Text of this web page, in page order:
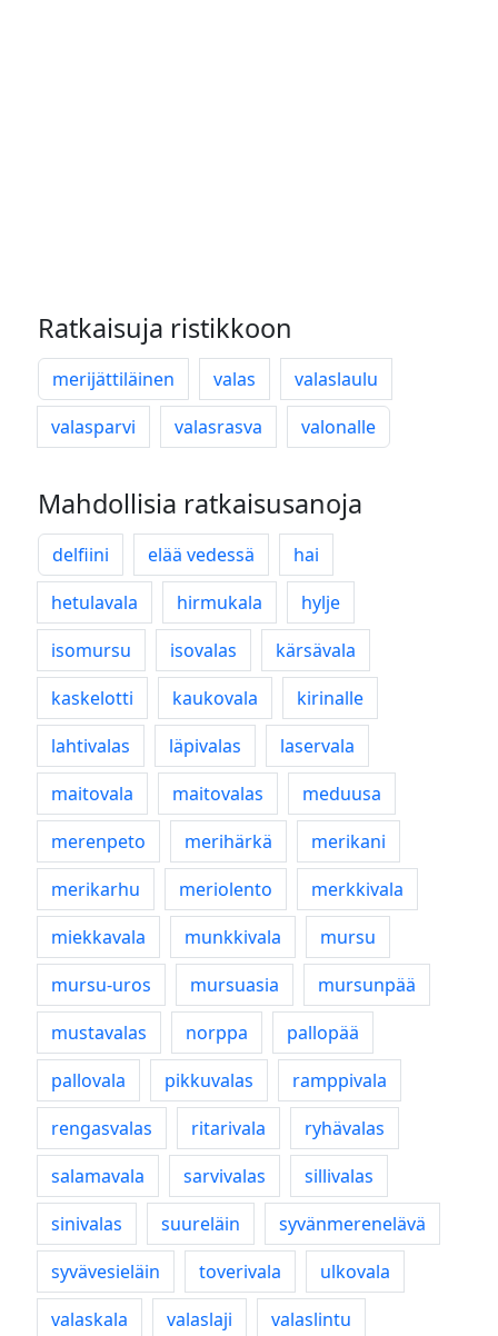
Ratkaisuja ristikkoon
merijättiläinen valas
valaslaulu
valasparvi
valasrasva valonalle
Mahdollisia ratkaisusanoja
delfiini elää vedessä
hai
hetulavala
hirmukala
hylje
isomursu
isovalas
kärsävala
kaskelotti
kaukovala
kirinalle
lahtivalas
läpivalas
laservala
maitovala
maitovalas
meduusa
merenpeto
merihärkä
merikani
merikarhu
meriolento
merkkivala
miekkavala
munkkivala
mursu
mursu-uros
mursuasia
mursunpää
mustavalas
norppa
pallopää
pallovala
pikkuvalas
ramppivala
rengasvalas
ritarivala
ryhävalas
salamavala
sarvivalas
sillivalas
sinivalas
suureläin
syvänmerenelävä
syvävesieläin
toverivala
ulkovala
valaskala
valaslaji valaslintu